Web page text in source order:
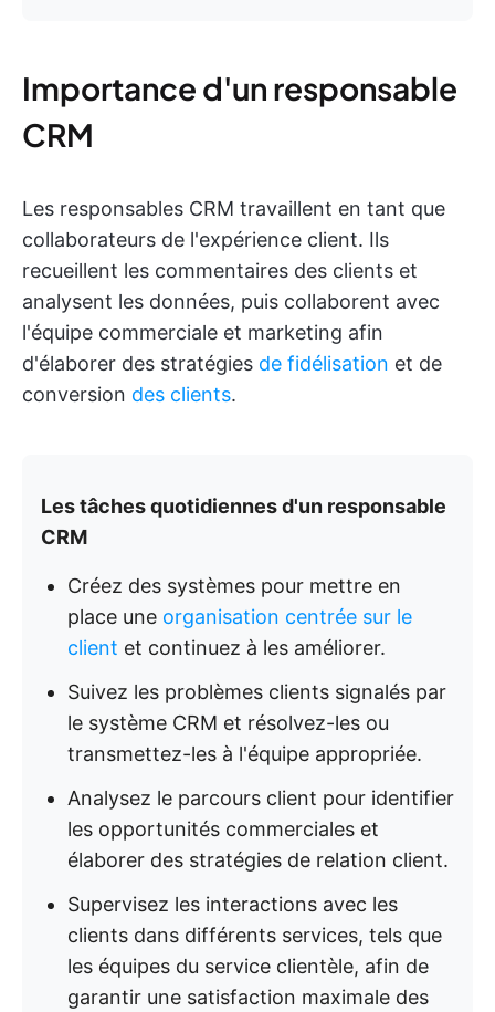
Importance d'un responsable
CRM
Les responsables CRM travaillent en tant que
collaborateurs de l'expérience client. Ils
recueillent les commentaires des clients et
analysent les données, puis collaborent avec
l'équipe commerciale et marketing afin
d'élaborer des stratégies de fidélisation et de
conversion des clients.
Les tâches quotidiennes d'un responsable
CRM
Créez des systèmes pour mettre en
place une organisation centrée sur le
client et continuez à les améliorer.
Suivez les problèmes clients signalés par
le système CRM et résolvez-les ou
transmettez-les à l'équipe appropriée.
Analysez le parcours client pour identifier
les opportunités commerciales et
élaborer des stratégies de relation client.
Supervisez les interactions avec les
clients dans différents services, tels que
les équipes du service clientèle, afin de
garantir une satisfaction maximale des